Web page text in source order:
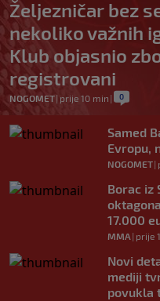
Željezničar bez
nekoliko važnih
Klub objasnio
registrovani
NOGOMET| prije 10 min | 0
Samed
Evropu,
NOGOMET|
Borac iz
17.000
MMA | prije
Novi
mediji
povukla